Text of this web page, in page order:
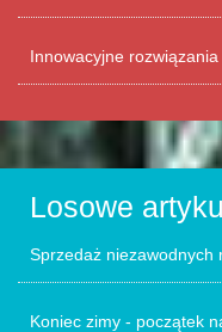
Innowacyjne rozwiązania
Losowe
Sprzedaż niezawodnych
Koniec zimy - początek